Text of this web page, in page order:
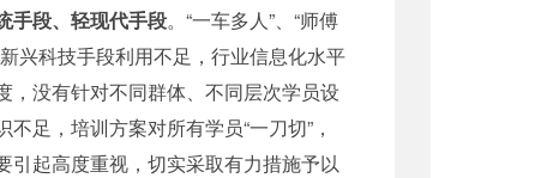
手段、轻现代手段。“一车多人”、“师傅
兴科技手段利用不足，行业信息化水平
，没有针对不同群体、不同层次学员设
足，培训方案对所有学员“一刀切”，
起高度重视，切实采取有力措施予以